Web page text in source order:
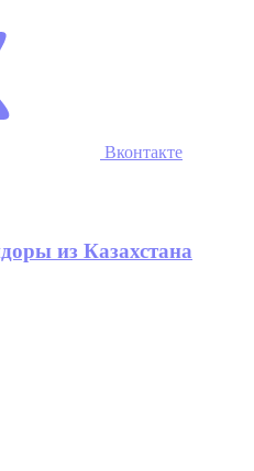
Вконтакте
из Казахстана